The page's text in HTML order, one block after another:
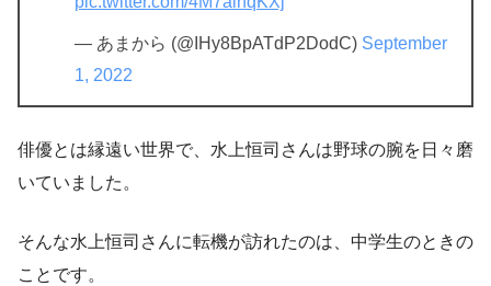
— あまから (@IHy8BpATdP2DodC) September
1, 2022
俳優とは縁遠い世界で、水上恒司さんは野球の腕を日々磨
いていました。
そんな水上恒司さんに転機が訪れたのは、中学生のときの
ことです。